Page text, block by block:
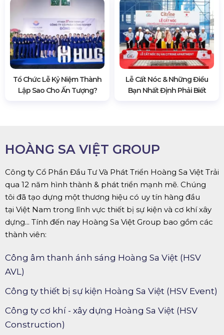
Tổ Chức Lễ Kỷ Niệm Thành
Lập Sao Cho Ấn Tượng?
Lễ Cất Nóc & Những Điều
Bạn Nhất Định Phải Biết
HOÀNG SA VIỆT GROUP
Công ty Cổ Phần Đầu Tư Và Phát Triển Hoàng Sa Việt Trải
qua 12 năm hình thành & phát triển mạnh mẽ. Chúng
tôi đã tạo dựng một thương hiệu có uy tín hàng đầu
tại Việt Nam trong lĩnh vực thiết bị sự kiện và cơ khí xây
dựng... Tính đến nay Hoàng Sa Việt Group bao gồm các
thành viên:
Công âm thanh ánh sáng Hoàng Sa Việt (HSV
AVL)
Công ty thiết bị sự kiện Hoàng Sa Việt (HSV Event)
Công ty cơ khí - xây dựng Hoàng Sa Việt (HSV
Construction)